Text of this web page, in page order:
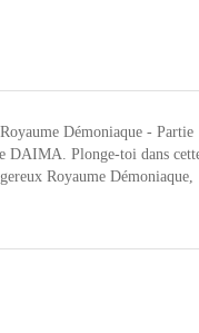
Démoniaque - Partie
DAIMA. Plonge-toi dans
Royaume Démoniaque,